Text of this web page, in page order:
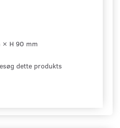
× H 90 mm
dette produkts